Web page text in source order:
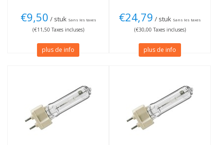
€9,50 / stuk Sans les taxes
(€11,50 Taxes incluses)
plus de info
€24,79 / stuk Sans les taxes
(€30,00 Taxes incluses)
plus de info